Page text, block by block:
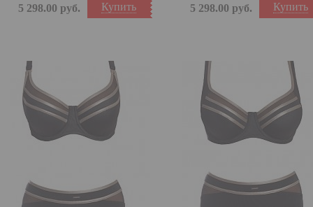
Купить
5 298.00 руб. Купить
5 298.00 руб.